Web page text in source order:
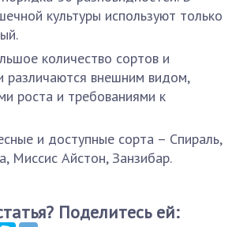
культуры используют только
количество сортов и
различаются внешним видом,
роста и требованиями к
и доступные сорта – Спираль,
Миссис Айстон, Занзибар.
Поделитесь ей: